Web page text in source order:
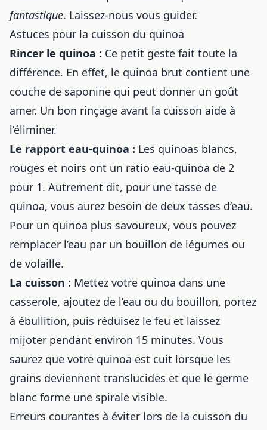
fantastique. Laissez-nous vous guider.
Astuces pour la cuisson du quinoa
Rincer le quinoa : Ce petit geste fait toute la
différence. En effet, le quinoa brut contient une
couche de saponine qui peut donner un goût
amer. Un bon rinçage avant la cuisson aide à
l’éliminer.
Le rapport eau-quinoa : Les quinoas blancs,
rouges et noirs ont un ratio eau-quinoa de 2
pour 1. Autrement dit, pour une tasse de
quinoa, vous aurez besoin de deux tasses d’eau.
Pour un quinoa plus savoureux, vous pouvez
remplacer l’eau par un bouillon de légumes ou
de volaille.
La cuisson : Mettez votre quinoa dans une
casserole, ajoutez de l’eau ou du bouillon, portez
à ébullition, puis réduisez le feu et laissez
mijoter pendant environ 15 minutes. Vous
saurez que votre quinoa est cuit lorsque les
grains deviennent translucides et que le germe
blanc forme une spirale visible.
Erreurs courantes à éviter lors de la cuisson du